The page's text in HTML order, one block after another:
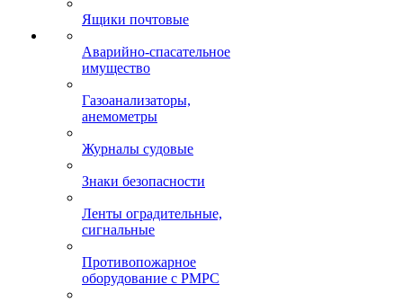
Ящики почтовые
Аварийно-спасательное
имущество
Газоанализаторы,
анемометры
Журналы судовые
Знаки безопасности
Ленты оградительные,
сигнальные
Противопожарное
оборудование с РМРС